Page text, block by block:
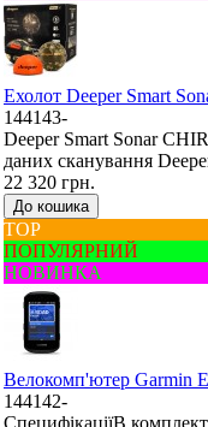
Ехолот Deeper Smart
144143-
Deeper Smart Sonar
даних сканування
22 320 грн.
До кошика
ТОР
ПОПУЛЯРНИЙ
НОВИНКА
Велокомп'ютер Garmin
144142-
СпецифікаціїВ